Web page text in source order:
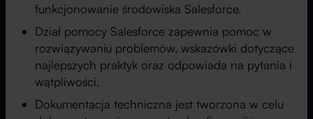
funkcjonowanie środowiska Salesforce.
Dział pomocy Salesforce zapewnia pomoc w
rozwiązywaniu problemów, wskazówki dotyczące
najlepszych praktyk oraz odpowiada na pytania i
wątpliwości.
Dokumentacja techniczna jest tworzona w celu